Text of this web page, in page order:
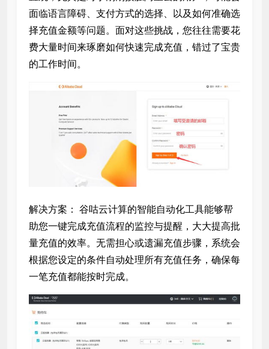
面临语言障碍、支付方式的选择、以及如何准确选
择充值金额等问题。面对这些挑战，您往往需要花
费大量时间来琢磨如何快速完成充值，错过了宝贵
的工作时间。
解决方案： 谷咕云计算的智能自动化工具能够帮
助您一键完成充值流程的监控与提醒，大大提高批
量充值的效率。无需担心或遗漏充值步骤，系统会
根据您设定的条件自动处理所有充值任务，确保每
一笔充值都能按时完成。